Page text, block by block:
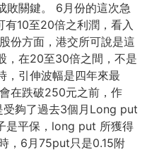
敗關鍵。 6月份的這次急
10至20倍之利潤，看入
份方面，港交所可說是這
，在20至30倍之間，不是
，引伸波幅是四年來最
在跌破250元之前，作
夠了過去3個月Long put
是平保，long put 所獲得
，6月75put只是0.15附